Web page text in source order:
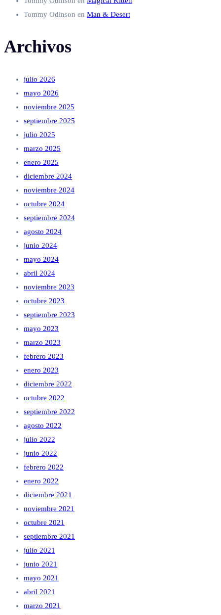
Tommy Odinson en Man & Desert
Archivos
julio 2026
mayo 2026
noviembre 2025
septiembre 2025
julio 2025
marzo 2025
enero 2025
diciembre 2024
noviembre 2024
octubre 2024
septiembre 2024
agosto 2024
junio 2024
mayo 2024
abril 2024
noviembre 2023
octubre 2023
septiembre 2023
mayo 2023
marzo 2023
febrero 2023
enero 2023
diciembre 2022
octubre 2022
septiembre 2022
agosto 2022
julio 2022
junio 2022
febrero 2022
enero 2022
diciembre 2021
noviembre 2021
octubre 2021
septiembre 2021
julio 2021
junio 2021
mayo 2021
abril 2021
marzo 2021